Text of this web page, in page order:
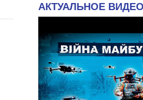
АКТУАЛЬНОЕ ВИДЕО